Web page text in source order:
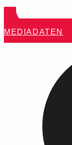
MEDIADATEN